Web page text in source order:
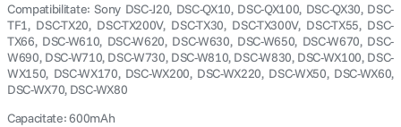
Compatibilitate: Sony DSC-J20, DSC-QX10, DSC-QX100, DSC-QX30, DSC-
TF1, DSC-TX20, DSC-TX200V, DSC-TX30, DSC-TX300V, DSC-TX55, DSC-
TX66, DSC-W610, DSC-W620, DSC-W630, DSC-W650, DSC-W670, DSC-
W690, DSC-W710, DSC-W730, DSC-W810, DSC-W830, DSC-WX100, DSC-
WX150, DSC-WX170, DSC-WX200, DSC-WX220, DSC-WX50, DSC-WX60,
DSC-WX70, DSC-WX80
Capacitate: 600mAh